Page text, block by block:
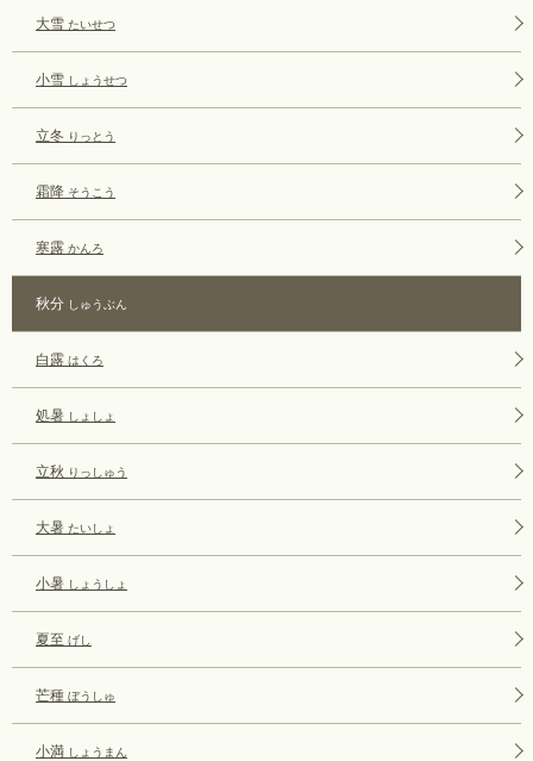
大雪 たいせつ
小雪 しょうせつ
立冬 りっとう
霜降 そうこう
寒露 かんろ
秋分 しゅうぶん
白露 はくろ
処暑 しょしょ
立秋 りっしゅう
大暑 たいしょ
小暑 しょうしょ
夏至 げし
芒種 ぼうしゅ
小満 しょうまん